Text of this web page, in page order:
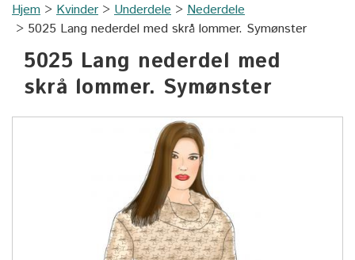
Kvinder
Børn
Hjem Kvinder Underdele
Nederdele
5025 Lang nederdel med skrå lommer. Symønster
5025 Lang nederdel med
skrå lommer. Symønster